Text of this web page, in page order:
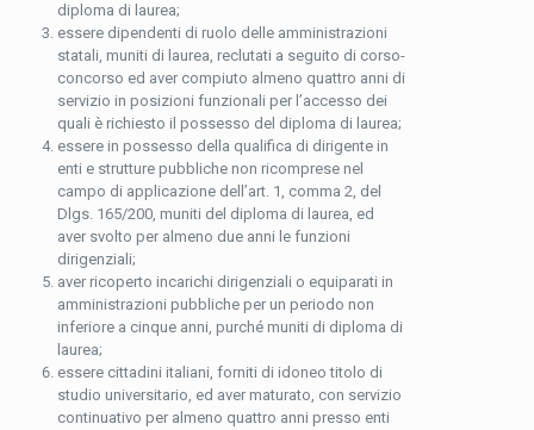
diploma di laurea;
essere dipendenti di ruolo delle amministrazioni
statali, muniti di laurea, reclutati a seguito di corso-
concorso ed aver compiuto almeno quattro anni di
servizio in posizioni funzionali per l’accesso dei
quali è richiesto il possesso del diploma di laurea;
essere in possesso della qualifica di dirigente in
enti e strutture pubbliche non ricomprese nel
campo di applicazione dell’art. 1, comma 2, del
Dlgs. 165/200, muniti del diploma di laurea, ed
aver svolto per almeno due anni le funzioni
dirigenziali;
aver ricoperto incarichi dirigenziali o equiparati in
amministrazioni pubbliche per un periodo non
inferiore a cinque anni, purché muniti di diploma di
laurea;
essere cittadini italiani, forniti di idoneo titolo di
studio universitario, ed aver maturato, con servizio
continuativo per almeno quattro anni presso enti